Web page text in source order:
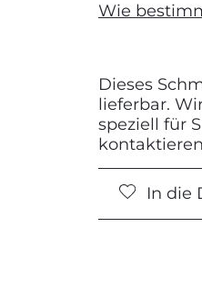
Wie
Dieses
lieferbar.
speziell für
In die